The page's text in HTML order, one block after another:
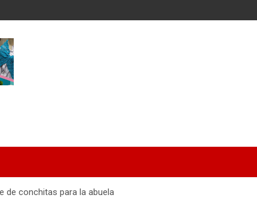
de conchitas para la abuela